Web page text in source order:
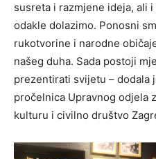
susreta i razmjene ideja, ali
odakle dolazimo. Ponosni
rukotvorine i narodne
našeg duha. Sada postoji
prezentirati svijetu – dodala
pročelnica Upravnog odjela
kulturu i civilno društvo